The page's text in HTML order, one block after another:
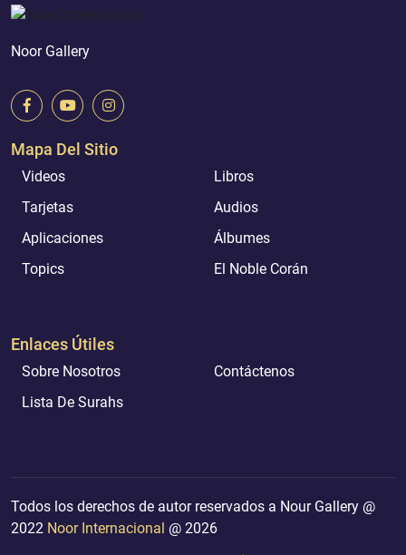
Noor Gallery
Mapa Del Sitio
Videos
Libros
Tarjetas
Audios
Aplicaciones
Álbumes
Topics
El Noble Corán
Enlaces Útiles
Sobre Nosotros
Contáctenos
Lista De Surahs
Todos los derechos de autor reservados a Nour Gallery @
2022 Noor Internacional @ 2026